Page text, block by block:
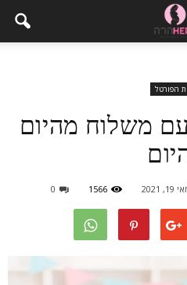
הפורטל
משלוח מהיום
2021
1566
0